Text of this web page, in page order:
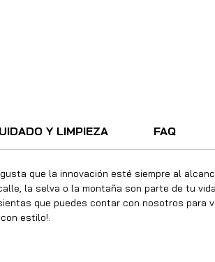
Y LIMPIEZA FAQ
que la innovación esté siempre al
la selva o la montaña son parte de tu
que puedes contar con nosotros para
estilo!.